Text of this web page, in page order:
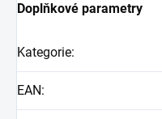
Doplňkové parametry
Kategorie:
EAN: